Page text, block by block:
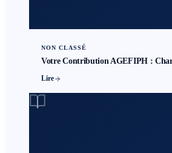
NON CLASSÉ
Votre Contribution AGEFIPH :
Lire